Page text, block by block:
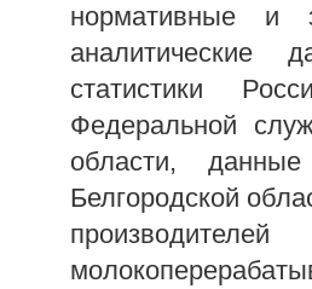
нормативные и
аналитические
статистики
Федеральной
области,
Белгородской